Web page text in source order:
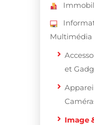
Multimédia
et
Image